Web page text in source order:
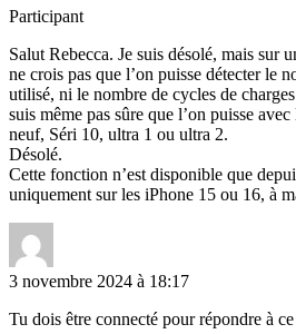
Participant
Salut Rebecca. Je suis désolé, mais sur
ne crois pas que l’on puisse détecter le
utilisé, ni le nombre de cycles de
suis même pas sûre que l’on puisse
neuf, Séri 10, ultra 1 ou ultra 2.
Désolé.
Cette fonction n’est disponible que
uniquement sur les iPhone 15 ou 16, à
3 novembre 2024 à 18:17
Tu dois être connecté pour répondre à